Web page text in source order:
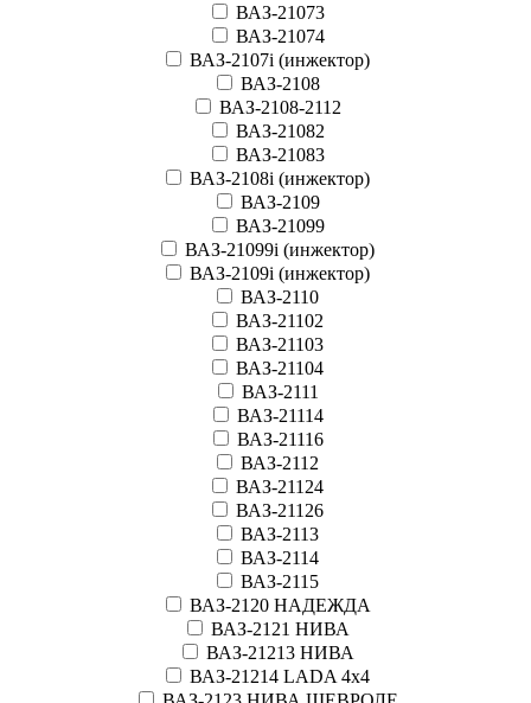
ВАЗ-21073
ВАЗ-21074
ВАЗ-2107i (инжектор)
ВАЗ-2108
ВАЗ-2108-2112
ВАЗ-21082
ВАЗ-21083
ВАЗ-2108i (инжектор)
ВАЗ-2109
ВАЗ-21099
ВАЗ-21099i (инжектор)
ВАЗ-2109i (инжектор)
ВАЗ-2110
ВАЗ-21102
ВАЗ-21103
ВАЗ-21104
ВАЗ-2111
ВАЗ-21114
ВАЗ-21116
ВАЗ-2112
ВАЗ-21124
ВАЗ-21126
ВАЗ-2113
ВАЗ-2114
ВАЗ-2115
ВАЗ-2120 НАДЕЖДА
ВАЗ-2121 НИВА
ВАЗ-21213 НИВА
ВАЗ-21214 LADA 4х4